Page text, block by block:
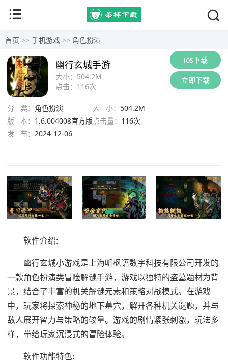
首页 >> 手机游戏 >> 角色扮演
ios下载
立即下载
大小： 504.2M
点击： 116次
幽行玄城手游
分 类： 角色扮演 大 小： 504.2M
版 本： 1.6.004008官方版点击量： 116次
发 布： 2024-12-06
软件介绍:
幽行玄城小游戏是上海听枫语数字科技有限公司开发的
一款角色扮演类冒险解谜手游，游戏以独特的盗墓题材为背
景，结合了丰富的机关解谜元素和策略对战模式。在游戏
中，玩家将探索神秘的地下墓穴，解开各种机关谜题，并与
敌人展开智力与策略的较量。游戏的剧情紧张刺激，玩法多
样，带给玩家沉浸式的冒险体验。
软件功能特色: